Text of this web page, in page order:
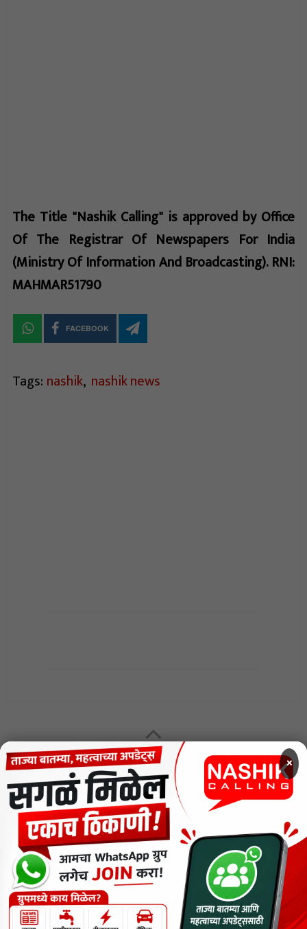
The Title "Nashik Calling" is approved by Office
Of The Registrar Of Newspapers For India
(Ministry Of Information And Broadcasting). RNI:
MAHMAR51790
FACEBOOK
Tags: nashik, nashik news
MENU
CODE OF ETHICS FOR DIGITAL NEWS WEBSITES
Contact Us
Privacy Policy
Short News
ThemeNcode PDF Viewer SC [Do not Delete]
×